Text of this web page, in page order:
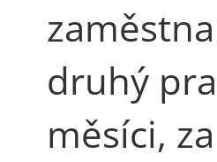
druhý
měsíci,